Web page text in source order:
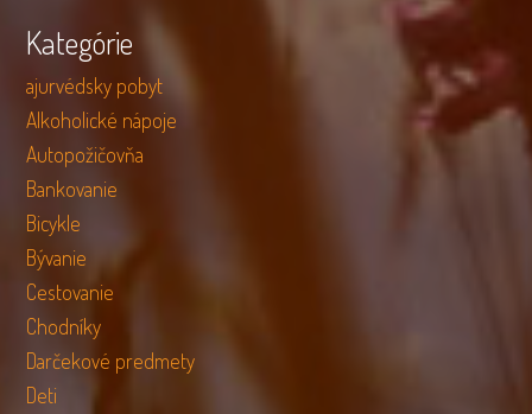
Kategórie
ajurvédsky pobyt
Alkoholické nápoje
Autopožičovňa
Bankovanie
Bicykle
Bývanie
Cestovanie
Chodníky
Darčekové predmety
Deti